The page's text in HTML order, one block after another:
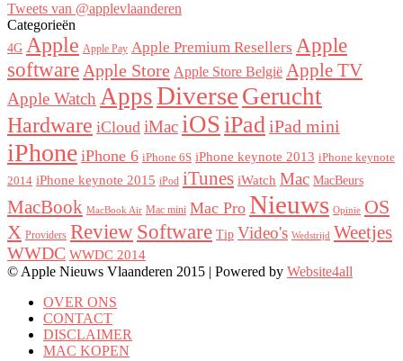
Tweets van @applevlaanderen
Categorieën
4G Apple Apple Pay Apple Premium Resellers Apple
software Apple Store Apple Store België Apple TV
Apple Watch Apps Diverse Gerucht
Hardware iCloud iMaciOSiPadiPad mini
iPhone iPhone 6 iPhone 6S iPhone keynote 2013 iPhone keynote
2014 iPhone keynote 2015 iPod iTunes iWatch Mac MacBeurs
MacBook MacBook Air Mac mini Mac Pro Nieuws Opinie OS
X Providers Review Software Tip Video's Wedstrijd Weetjes
WWDC WWDC 2014
© Apple Nieuws Vlaanderen 2015 | Powered by Website4all
OVER ONS
CONTACT
DISCLAIMER
MAC KOPEN